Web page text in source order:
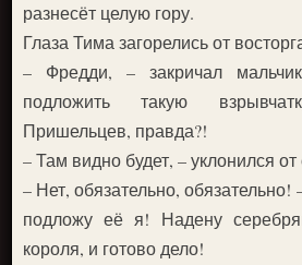
разнесёт целую гору.
Глаза Тима загорелись от
– Фредди, – закричал
подложить такую
Пришельцев, правда?!
– Там видно будет, – уклонился
– Нет, обязательно,
подложу её я! Надену
короля, и готово дело!